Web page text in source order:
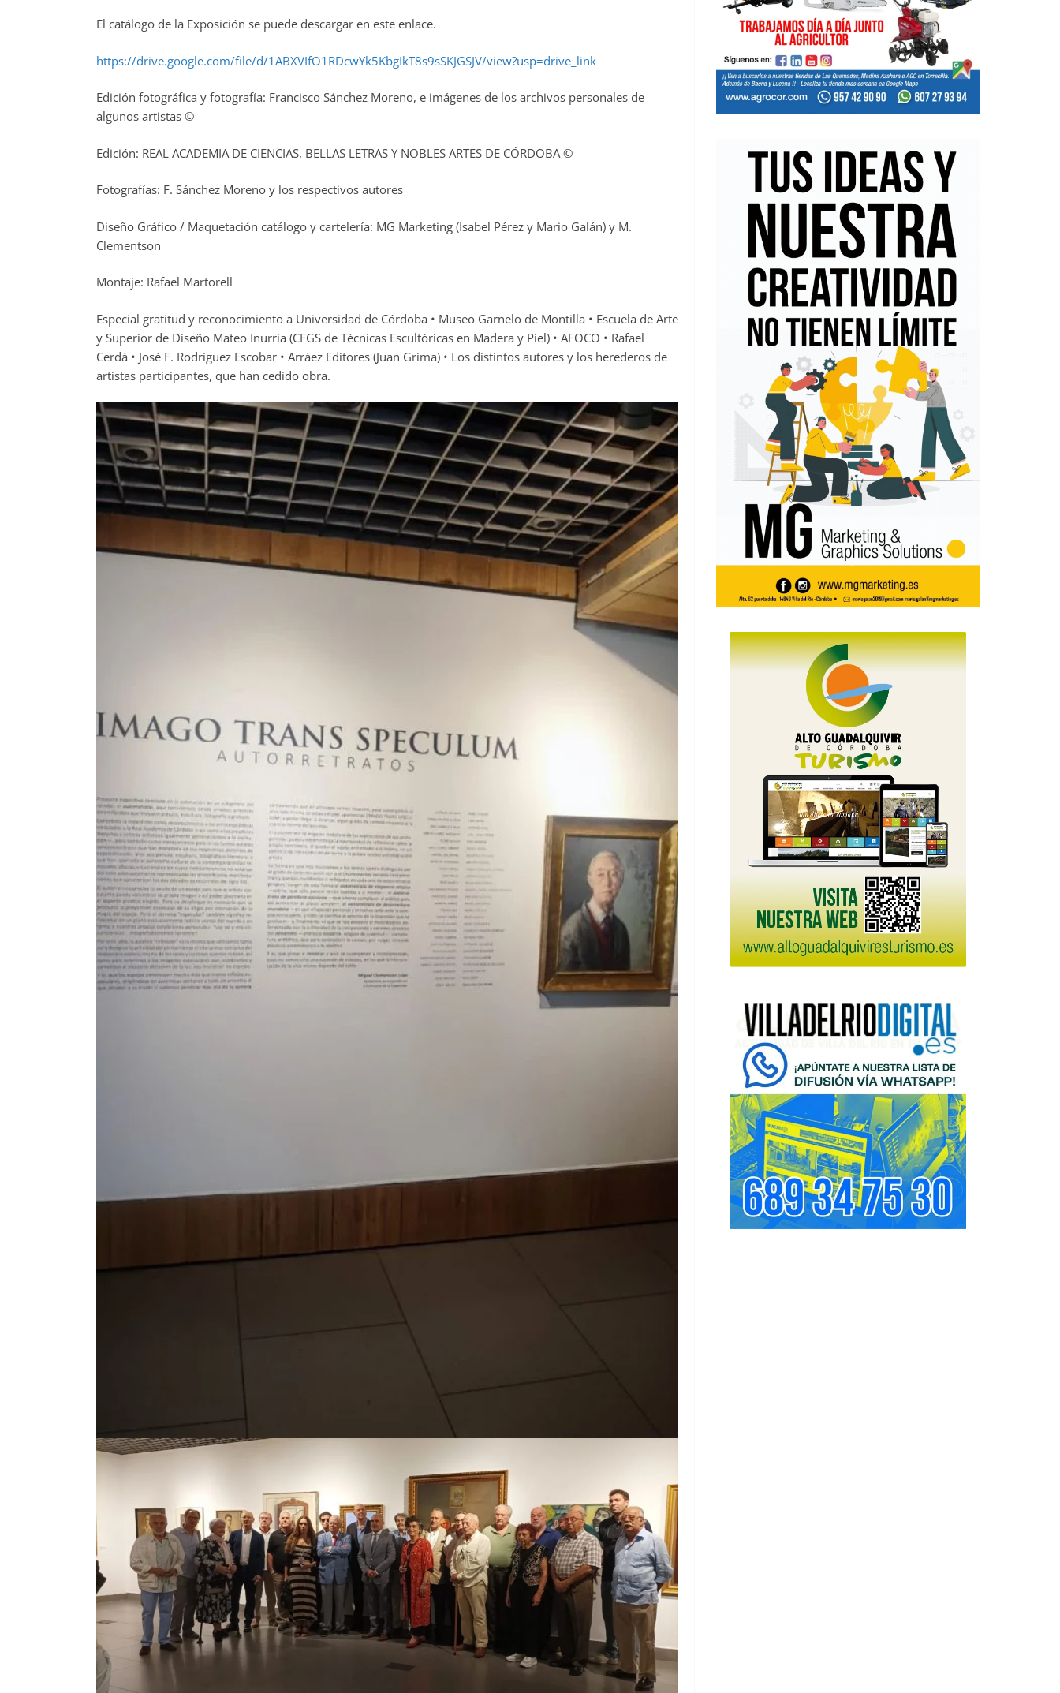
El catálogo de la Exposición se puede descargar en este enlace.
https://drive.google.com/file/d/1ABXVIfO1RDcwYk5KbgIkT8s9sSKJGSJV/view?usp=drive_link
Edición fotográfica y fotografía: Francisco Sánchez Moreno, e imágenes de los archivos personales de
algunos artistas ©
Edición: REAL ACADEMIA DE CIENCIAS, BELLAS LETRAS Y NOBLES ARTES DE CÓRDOBA ©
Fotografías: F. Sánchez Moreno y los respectivos autores
Diseño Gráfico / Maquetación catálogo y cartelería: MG Marketing (Isabel Pérez y Mario Galán) y M.
Clementson
Montaje: Rafael Martorell
Especial gratitud y reconocimiento a Universidad de Córdoba • Museo Garnelo de Montilla • Escuela de Arte
y Superior de Diseño Mateo Inurria (CFGS de Técnicas Escultóricas en Madera y Piel) • AFOCO • Rafael
Cerdá • José F. Rodríguez Escobar • Arráez Editores (Juan Grima) • Los distintos autores y los herederos de
artistas participantes, que han cedido obra.